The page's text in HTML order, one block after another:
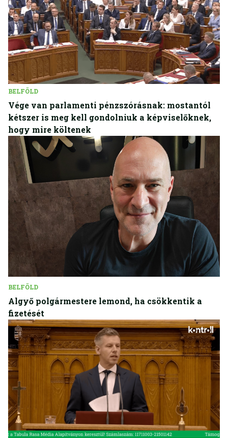
BELFÖLD
Vége van parlamenti pénzszórásnak: mostantól
kétszer is meg kell gondolniuk a képviselőknek,
hogy mire költenek
BELFÖLD
Algyő polgármestere lemond, ha csökkentik a
fizetését